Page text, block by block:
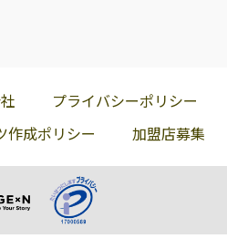
大垣市
0584-78-2037
草道島町
0584-71-1417
プライバシーポリシー
作成ポリシー 加盟店募集